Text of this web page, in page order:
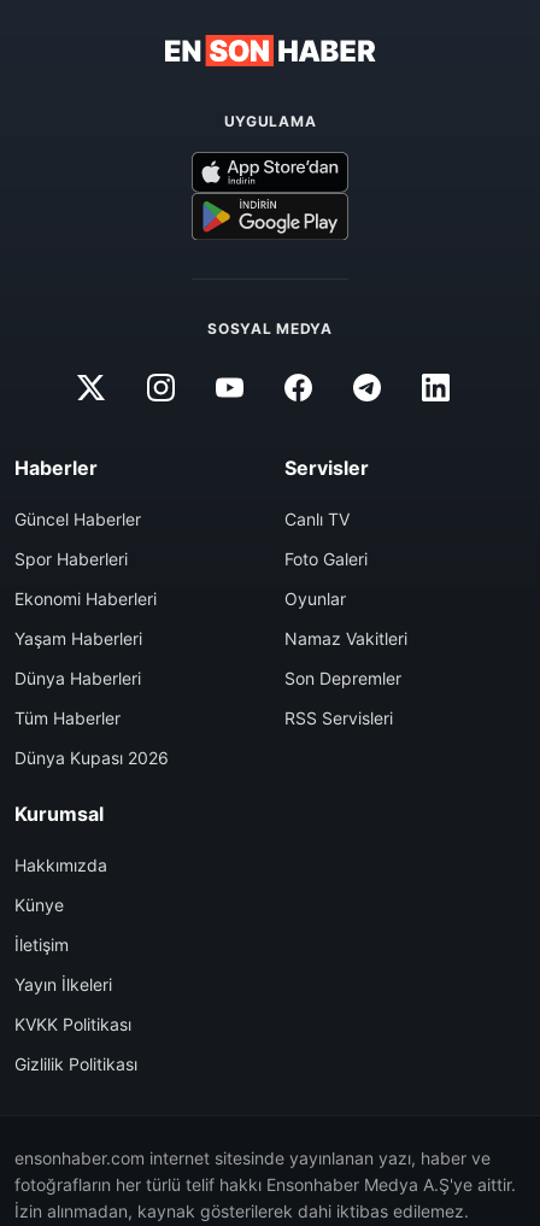
UYGULAMA
SOSYAL MEDYA
Haberler
Güncel Haberler
Spor Haberleri
Ekonomi Haberleri
Yaşam Haberleri
Dünya Haberleri
Tüm Haberler
Dünya Kupası 2026
Servisler
Canlı TV
Foto Galeri
Oyunlar
Namaz Vakitleri
Son Depremler
RSS Servisleri
Kurumsal
Hakkımızda
Künye
İletişim
Yayın İlkeleri
KVKK Politikası
Gizlilik Politikası
ensonhaber.com internet sitesinde yayınlanan yazı, haber ve
fotoğrafların her türlü telif hakkı Ensonhaber Medya A.Ş'ye aittir.
İzin alınmadan, kaynak gösterilerek dahi iktibas edilemez.